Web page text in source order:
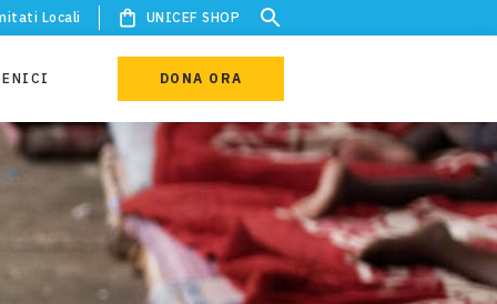
Locali UNICEF SHOP
DONA ORA